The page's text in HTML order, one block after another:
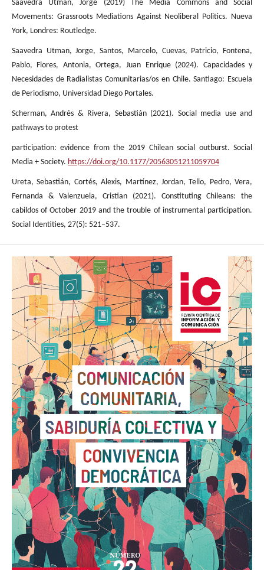
Saavedra Utman, Jorge (2019) The Media Commons and Social
Movements: Grassroots Mediations Against Neoliberal Politics. Nueva
York, Londres: Routledge.
Saavedra Utman, Jorge, Santos, Marcelo, Cuevas, Patricio, Fontena,
Pablo, Flores, Antonia, Ortega, Juan Enrique (2024). Capacidades y
Necesidades de Radialistas Comunitarias/os en Chile. Santiago: Escuela
de Periodismo, Universidad Diego Portales.
Scherman, Andrés & Rivera, Sebastián (2021). Social media use and
pathways to protest
participation: evidence from the 2019 Chilean social outburst. Social
Media + Society. https://doi.org/10.1177/20563051211059704
Ureta, Sebastián, Cortés, Alexis, Martínez, Jordan, Tello, Pedro, Vera,
Fernanda & Valenzuela, Cristian (2021). Constituting Chileans: the
cabildos of October 2019 and the trouble of instrumental participation.
Social Identities, 27(5): 521–537.